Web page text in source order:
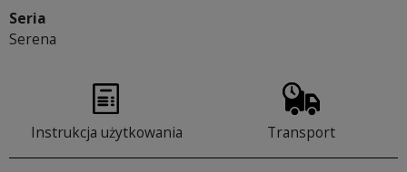
Seria
Serena
Instrukcja użytkowania Transport